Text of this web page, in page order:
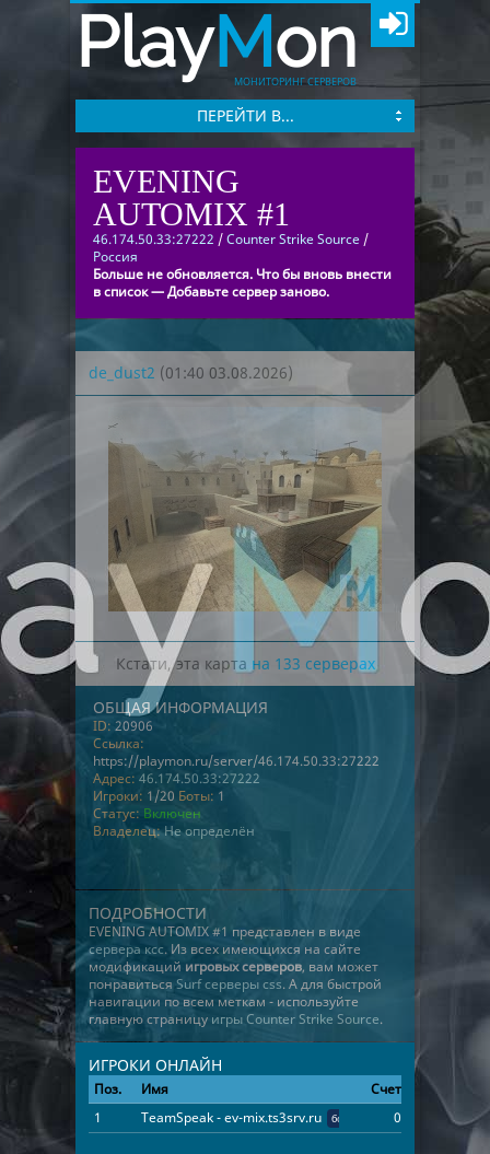
PlayMon
МОНИТОРИНГ СЕРВЕРОВ
ПЕРЕЙТИ В...
EVENING
AUTOMIX #1
46.174.50.33:27222 /Counter Strike Source /
Россия
Больше не обновляется. Что бы вновь внести
в список — Добавьте сервер заново.
de_dust2 (01:40 03.08.2026)
Кстати, эта карта на 133 серверах
ОБЩАЯ ИНФОРМАЦИЯ
ID: 20906
Ссылка:
https://playmon.ru/server/46.174.50.33:27222
Адрес: 46.174.50.33:27222
Игроки: 1/20 Боты: 1
Статус: Включен
Владелец:Не определён
ПОДРОБНОСТИ
EVENING AUTOMIX #1 представлен в виде
сервера ксс. Из всех имеющихся на сайте
модификаций игровых серверов, вам может
понравиться Surf серверы css. А для быстрой
навигации по всем меткам - используйте
главную страницу игры Counter Strike Source.
ИГРОКИ ОНЛАЙН
Поз. Имя Счет Время
1
TeamSpeak - ev-mix.ts3srv.ru бот 0 100:00:00